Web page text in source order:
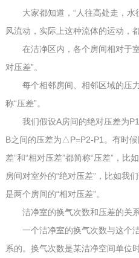
大家都知道，“人往高处走，水
风流动，实际上这种流体的运动，
在洁净区内，各个房间相对于室
对压差”。
每个相邻房间、相邻区域的压力
称“压差”。
我们假设A房间的绝对压差为P1
B之间的压差为△P=P2-P1。有时
差”和“相对压差”都简称“压差”，比
房间对室外的“绝对压差”，比如我
是两个房间的“相对压差”。
洁净室的换气次数和压差的关系
一个洁净室的换气次数与这个洁
系的。换气次数是某洁净空间单位